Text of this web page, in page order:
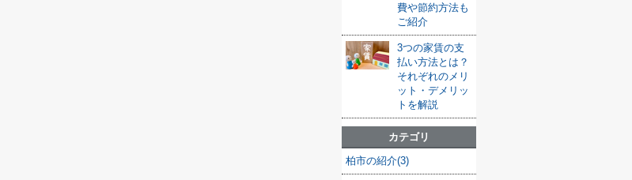
費や節約方法も
ご紹介
3つの家賃の支
払い方法とは？
それぞれのメリ
ット・デメリッ
トを解説
カテゴリ
柏市の紹介(3)